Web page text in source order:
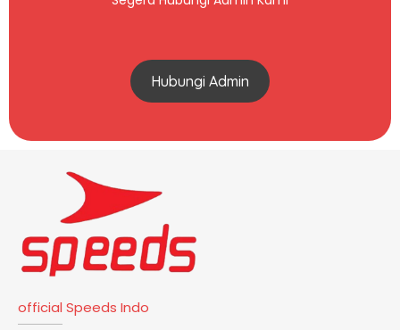
Hubungi Admin
official Speeds Indo